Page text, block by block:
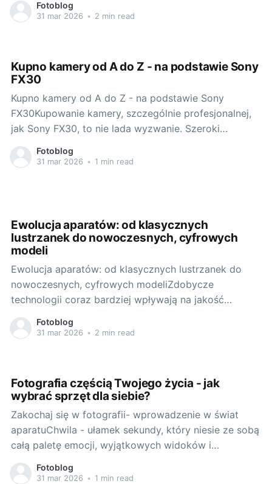
jest stworzona właśnie dla Ciebie. Jest to gatunek,
Fotoblog
31 mar 2026 • 2 min read
Kupno kamery od A do Z - na podstawie Sony
FX30
Kupno kamery od A do Z - na podstawie Sony
FX30Kupowanie kamery, szczególnie profesjonalnej,
jak Sony FX30, to nie lada wyzwanie. Szeroki
wachlarz możliwości, które oferuje rynek sprzętu
fotograficznego, często przytłacza. Dlatego
Fotoblog
31 mar 2026 • 1 min read
Ewolucja aparatów: od klasycznych
lustrzanek do nowoczesnych, cyfrowych
modeli
Ewolucja aparatów: od klasycznych lustrzanek do
nowoczesnych, cyfrowych modeliZdobycze
technologii coraz bardziej wpływają na jakość
naszego życia. Nie inaczej jest w przypadku
fotografii – dziedziny sztuki, która dzięki postępowi
klasyczne lustrzanki, aż po nowoczesne, cyfrowe
modele: owoc tej ewolucji to coraz doskonalsze
Fotoblog
31 mar 2026 • 2 min read
Fotografia częścią Twojego życia - jak
wybrać sprzęt dla siebie?
Zakochaj się w fotografii- wprowadzenie w świat
aparatuChwila - ułamek sekundy, który niesie ze sobą
całą paletę emocji, wyjątkowych widoków i
niepowtarzalnych wydarzeń. A co jeśli moglibyśmy
zatrzymać tę chwilę na zawsze? To właśnie daje nam
Fotoblog
31 mar 2026 • 1 min read